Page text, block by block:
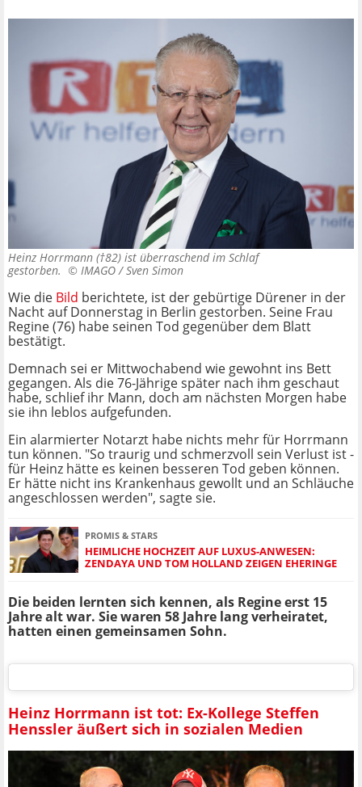
Heinz Horrmann (†82) ist überraschend im Schlaf
gestorben. © IMAGO / Sven Simon
Wie die Bild berichtete, ist der gebürtige Dürener in der
Nacht auf Donnerstag in Berlin gestorben. Seine Frau
Regine (76) habe seinen Tod gegenüber dem Blatt
bestätigt.
Demnach sei er Mittwochabend wie gewohnt ins Bett
gegangen. Als die 76-Jährige später nach ihm geschaut
habe, schlief ihr Mann, doch am nächsten Morgen habe
sie ihn leblos aufgefunden.
Ein alarmierter Notarzt habe nichts mehr für Horrmann
tun können. "So traurig und schmerzvoll sein Verlust ist -
für Heinz hätte es keinen besseren Tod geben können.
Er hätte nicht ins Krankenhaus gewollt und an Schläuche
angeschlossen werden", sagte sie.
PROMIS & STARS
HEIMLICHE HOCHZEIT AUF LUXUS-ANWESEN:
ZENDAYA UND TOM HOLLAND ZEIGEN EHERINGE
Die beiden lernten sich kennen, als Regine erst 15
Jahre alt war. Sie waren 58 Jahre lang verheiratet,
hatten einen gemeinsamen Sohn.
Heinz Horrmann ist tot: Ex-Kollege Steffen
Henssler äußert sich in sozialen Medien